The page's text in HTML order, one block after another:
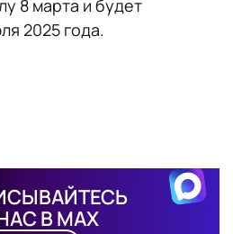
8 марта и будет
2025 года.
В MAX